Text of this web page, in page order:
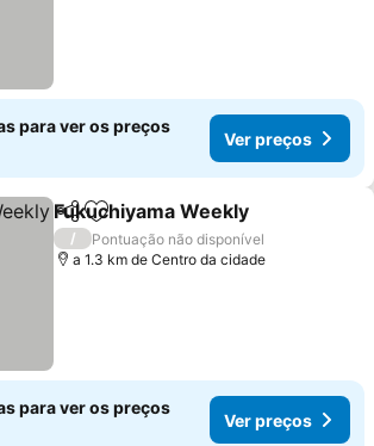
para ver os preços
Ver preços
PartilharAdicionar aos favoritos
Fukuchiyama Weekly
/
Pontuação não disponível
a 1.3 km de Centro da cidade
para ver os preços
Ver preços